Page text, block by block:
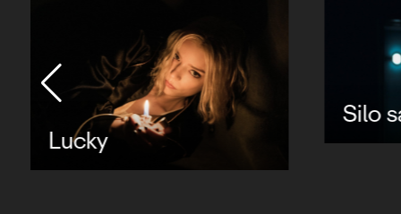
Lucky
Silo